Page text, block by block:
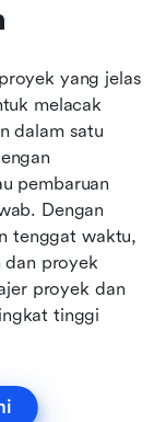
yang jelas
melacak
dalam satu
pembaruan
Dengan
tenggat waktu,
dan proyek
proyek dan
tinggi